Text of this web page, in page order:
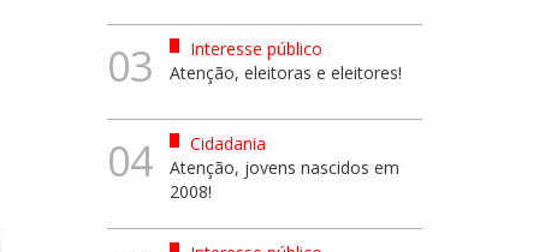
03
Interesse público
Atenção, eleitoras e eleitores!
04
Cidadania
Atenção, jovens nascidos em
2008!